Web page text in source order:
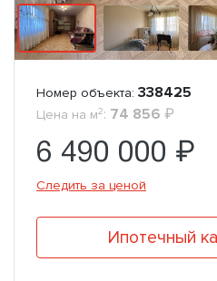
Номер объекта: 338425
Цена на м2: 74 856 ₽
6 490 000 ₽
Следить за ценой
Ипотечный